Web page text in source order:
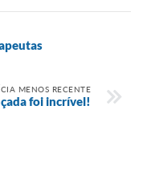
MENOS RECENTE
foi incrível!